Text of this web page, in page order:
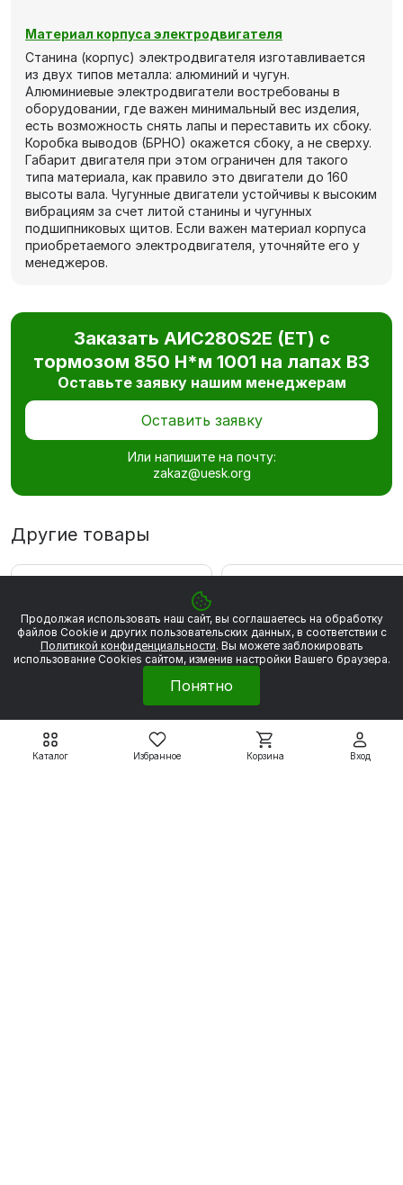
Каталог Избранное Корзина Вход
Материал корпуса электродвигателя
Станина (корпус) электродвигателя изготавливается
из двух типов металла: алюминий и чугун.
Алюминиевые электродвигатели востребованы в
оборудовании, где важен минимальный вес изделия,
есть возможность снять лапы и переставить их сбоку.
Коробка выводов (БРНО) окажется сбоку, а не сверху.
Габарит двигателя при этом ограничен для такого
типа материала, как правило это двигатели до 160
высоты вала. Чугунные двигатели устойчивы к высоким
вибрациям за счет литой станины и чугунных
подшипниковых щитов. Если важен материал корпуса
приобретаемого электродвигателя, уточняйте его у
менеджеров.
Заказать AИC280S2Е (ET) с
тормозом 850 Н*м 1001 на лапах В3
Оставьте заявку нашим менеджерам
Оставить заявку
Или напишите на почту:
zakaz@uesk.org
Другие товары
Продолжая использовать наш сайт, вы соглашаетесь на обработку
файлов Сookie и других пользовательских данных, в соответствии с
Политикой конфиденциальности. Вы можете заблокировать
использование Cookies сайтом, изменив настройки Вашего браузера.
Понятно